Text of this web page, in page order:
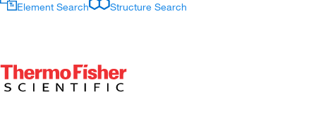
Element Search
Structure Search